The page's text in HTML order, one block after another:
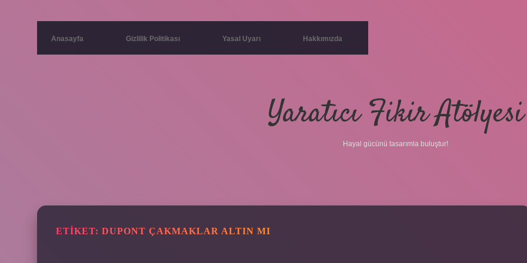
Anasayfa Gizlilik Politikası Yasal Uyarı Hakkımızda
Yaratıcı Fikir Atölyesi
Hayal gücünü tasarımla buluştur!
ETIKET: DUPONT ÇAKMAKLAR ALTIN MI